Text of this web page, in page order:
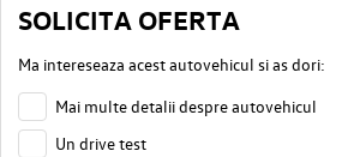
SOLICITA OFERTA
Ma intereseaza acest autovehicul si as dori:
Mai multe detalii despre autovehicul
Un drive test